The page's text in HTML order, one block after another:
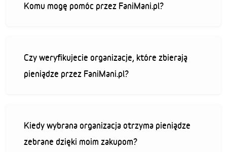
Komu mogę pomóc przez FaniMani.pl?
Czy weryfikujecie organizacje, które zbierają
pieniądze przez FaniMani.pl?
Kiedy wybrana organizacja otrzyma pieniądze
zebrane dzięki moim zakupom?